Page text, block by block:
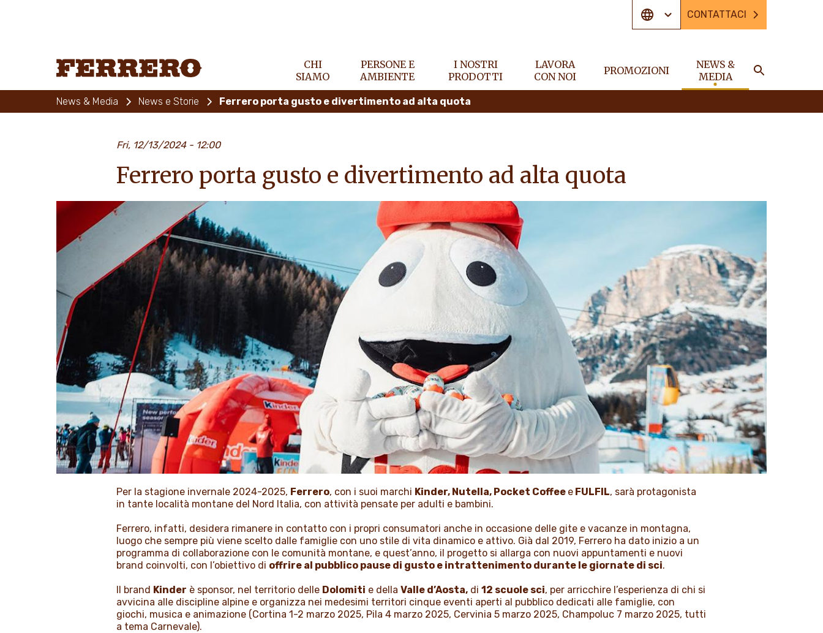
CHI
SIAMO
PERSONE E
AMBIENTE
I NOSTRI
PRODOTTI
LAVORA
CON NOI
PROMOZIONI
NEWS &
MEDIA
CONTATTACI
News & Media News e Storie Ferrero porta gusto e divertimento ad alta quota
Fri, 12/13/2024 - 12:00
Ferrero porta gusto e divertimento ad alta quota
Per la stagione invernale 2024-2025, Ferrero, con i suoi marchi Kinder, Nutella, Pocket Coffee e FULFIL, sarà protagonista
in tante località montane del Nord Italia, con attività pensate per adulti e bambini.
Ferrero, infatti, desidera rimanere in contatto con i propri consumatori anche in occasione delle gite e vacanze in montagna,
luogo che sempre più viene scelto dalle famiglie con uno stile di vita dinamico e attivo. Già dal 2019, Ferrero ha dato inizio a un
programma di collaborazione con le comunità montane, e quest’anno, il progetto si allarga con nuovi appuntamenti e nuovi
brand coinvolti, con l’obiettivo di offrire al pubblico pause di gusto e intrattenimento durante le giornate di sci.
Il brand Kinder è sponsor, nel territorio delle Dolomiti e dellaValle d’Aosta, di12 scuole sci, per arricchire l’esperienza di chi si
avvicina alle discipline alpine e organizza nei medesimi territori cinque eventi aperti al pubblico dedicati alle famiglie, con
giochi, musica e animazione (Cortina 1-2 marzo 2025, Pila 4 marzo 2025, Cervinia 5 marzo 2025, Champoluc 7 marzo 2025, tutti
a tema Carnevale).